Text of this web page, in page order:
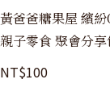
黃爸爸糖果屋 繽
親子零食 聚會分
NT$100